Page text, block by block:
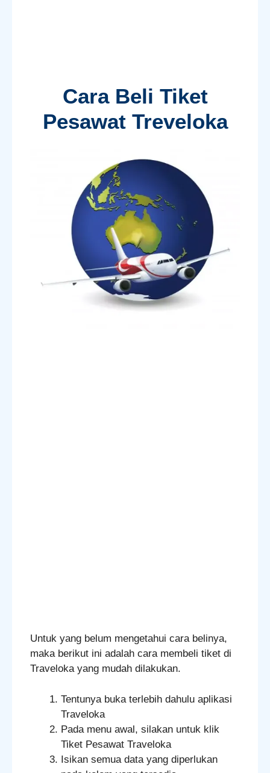
Cara Beli Tiket
Pesawat Treveloka
Untuk yang belum mengetahui cara belinya,
maka berikut ini adalah cara membeli tiket di
Traveloka yang mudah dilakukan.
Tentunya buka terlebih dahulu aplikasi
Traveloka
Pada menu awal, silakan untuk klik
Tiket Pesawat Traveloka
Isikan semua data yang diperlukan